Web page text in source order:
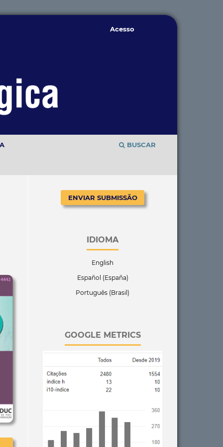
BUSCAR
Acesso
ENVIAR SUBMISSÃO
IDIOMA
English
Español (España)
Português (Brasil)
GOOGLE METRICS